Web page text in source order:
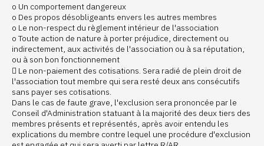
o Un comportement dangereux
o Des propos désobligeants envers les autres membres
o Le non-respect du règlement intérieur de l'association
o Toute action de nature à porter préjudice, directement ou
indirectement, aux activités de l'association ou à sa réputation,
ou à son bon fonctionnement
 Le non-paiement des cotisations. Sera radié de plein droit de
l'association tout membre qui sera resté deux ans consécutifs
sans payer ses cotisations.
Dans le cas de faute grave, l'exclusion sera prononcée par le
Conseil d'Administration statuant à la majorité des deux tiers des
membres présents et représentés, après avoir entendu les
explications du membre contre lequel une procédure d'exclusion